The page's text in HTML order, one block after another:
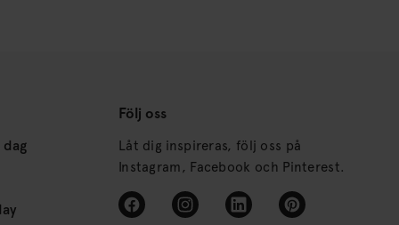
Följ oss
Låt dig inspireras, följ oss på
Instagram, Facebook och Pinterest.